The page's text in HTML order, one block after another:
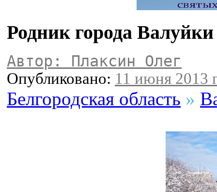
Родник города Валуйки
Автор: Плаксин Олег
Опубликовано: 11 июня 2013
Белгородская область »